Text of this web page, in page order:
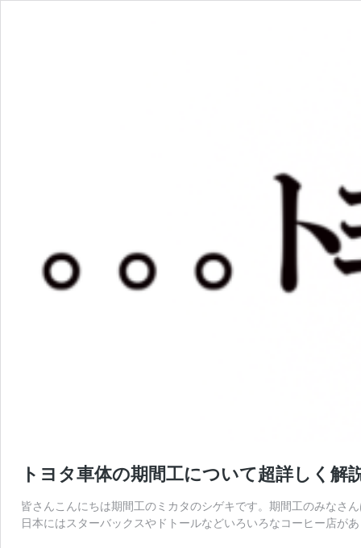
トヨタ車体の期間工について超詳しく解
皆さんこんにちは期間工のミカタのシゲキです。期間工のみなさ
日本にはスターバックスやドトールなどいろいろなコーヒー店が